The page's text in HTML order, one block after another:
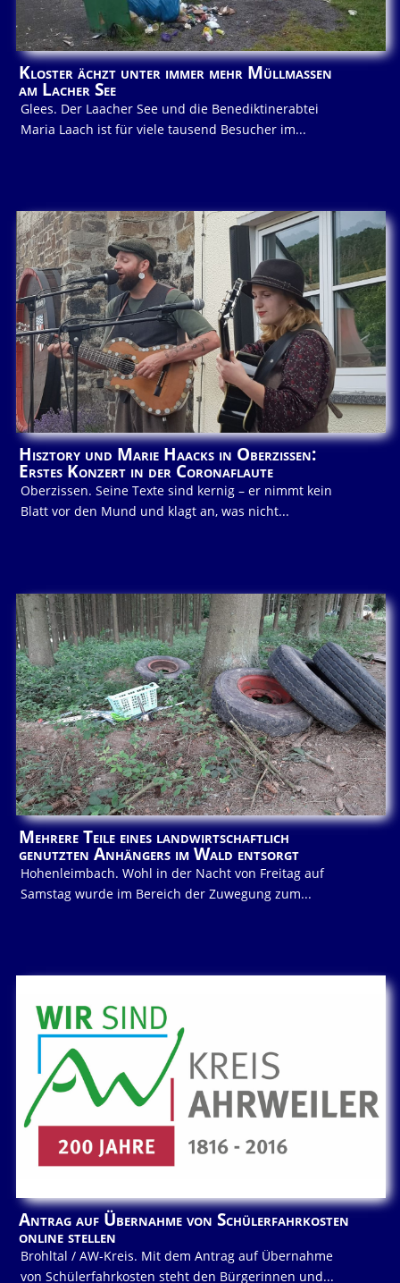
Kloster ächzt unter immer mehr Müllmassen
am Lacher See
Glees. Der Laacher See und die Benediktinerabtei
Maria Laach ist für viele tausend Besucher im...
Hisztory und Marie Haacks in Oberzissen:
Erstes Konzert in der Coronaflaute
Oberzissen. Seine Texte sind kernig – er nimmt kein
Blatt vor den Mund und klagt an, was nicht...
Mehrere Teile eines landwirtschaftlich
genutzten Anhängers im Wald entsorgt
Hohenleimbach. Wohl in der Nacht von Freitag auf
Samstag wurde im Bereich der Zuwegung zum...
Antrag auf Übernahme von Schülerfahrkosten
online stellen
Brohltal / AW-Kreis. Mit dem Antrag auf Übernahme
von Schülerfahrkosten steht den Bürgerinnen und...